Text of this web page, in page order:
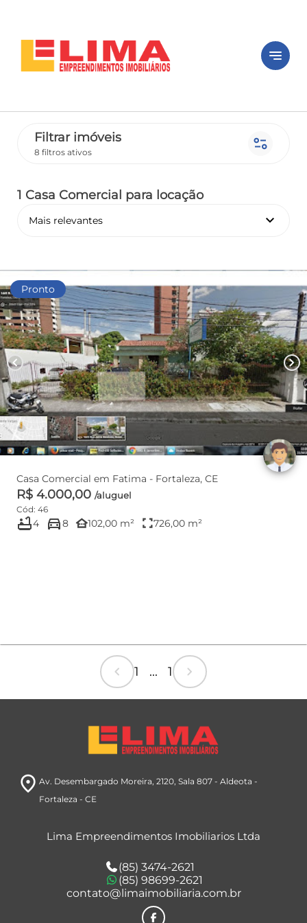
notes
Filtrar imóveis
8 filtros ativos page_info
1 Casa Comercial para locação
Mais relevantes keyboard_arrow_down
Pronto
chevron_left chevron_right
Casa Comercial em Fatima - Fortaleza, CE
R$ 4.000,00 /aluguel
Cód: 46
bathtub4 directions_car8 other_houses102,00 m² fullscreen726,00 m²
chevron_left 1 ... 1 chevron_right
room Av. Desembargado Moreira, 2120, Sala 807- Aldeota -
Fortaleza - CE
Lima Empreendimentos Imobiliarios Ltda
(85) 3474-2621
(85) 98699-2621
contato@limaimobiliaria.com.br